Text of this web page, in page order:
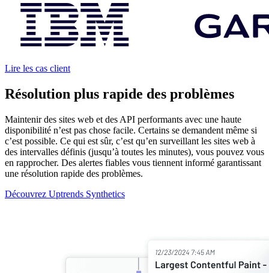
Lire les cas client
Résolution plus rapide des problèmes
Maintenir des sites web et des API performants avec une haute
disponibilité n’est pas chose facile. Certains se demandent même si
c’est possible. Ce qui est sûr, c’est qu’en surveillant les sites web à
des intervalles définis (jusqu’à toutes les minutes), vous pouvez vous
en rapprocher. Des alertes fiables vous tiennent informé garantissant
une résolution rapide des problèmes.
Découvrez Uptrends Synthetics